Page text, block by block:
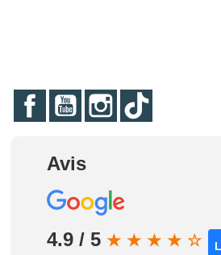
FacebookYouTubeInstagram
Avis
4.9 / 5 ★ ★ ★ ★ ☆